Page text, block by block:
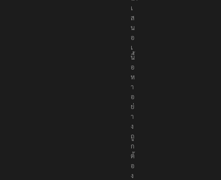
นำ
เ
ส
น
อ
เ
นื้
อ
ห
า
อ
ย่
า
ง
ถู
ก
ต้
อ